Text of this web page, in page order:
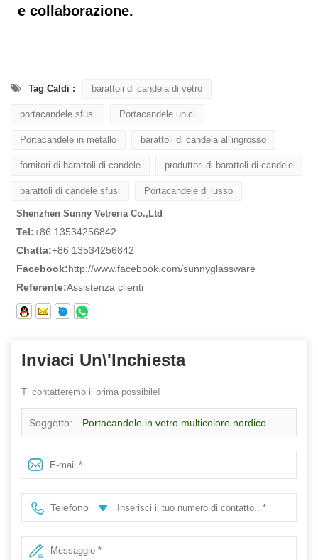
e collaborazione.
Tag Caldi : barattoli di candela di vetro
portacandele sfusi Portacandele unici
Portacandele in metallo barattoli di candela all'ingrosso
fornitori di barattoli di candele produttori di barattoli di candele
barattoli di candele sfusi Portacandele di lusso
Shenzhen Sunny Vetreria Co.,Ltd
Tel:+86 13534256842
Chatta:+86 13534256842
Facebook:http://www.facebook.com/sunnyglassware
Referente:Assistenza clienti
Inviaci Un\'inchiesta
Ti contatteremo il prima possibile!
Soggetto: Portacandele in vetro multicolore nordico
personalizzato per la decorazione domestica di
Halloween
Telefono